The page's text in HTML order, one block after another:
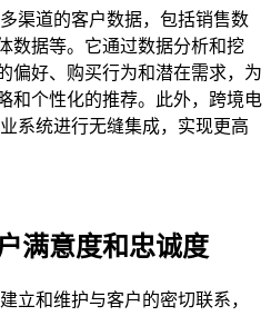
渠道的客户数据，包括销售数
数据等。它通过数据分析和挖
偏好、购买行为和潜在需求，为
和个性化的推荐。此外，跨境电
系统进行无缝集成，实现更高
满意度和忠诚度
立和维护与客户的密切联系，